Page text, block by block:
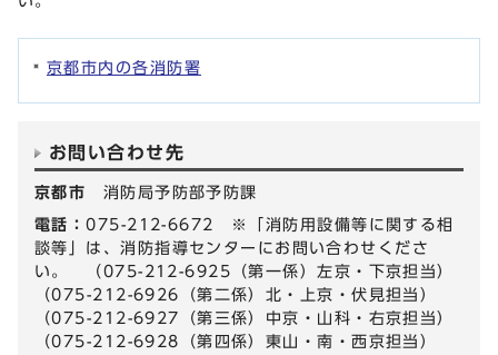
京都市内の各消防署
お問い合わせ先
京都市 消防局予防部予防課
電話：075-212-6672 ※「消防用設備等に関する相
談等」は、消防指導センターにお問い合わせくださ
い。 （075-212-6925（第一係）左京・下京担当）
（075-212-6926（第二係）北・上京・伏見担当）
（075-212-6927（第三係）中京・山科・右京担当）
（075-212-6928（第四係）東山・南・西京担当）